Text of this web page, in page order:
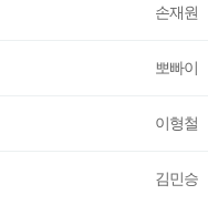
손재원
뽀빠이
이형철
김민승